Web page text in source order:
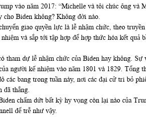
vào năm 2017: “Michelle và tôi chúc ông
Biden không? Không đời nào.
giao quyền lực là lễ nhậm chức, theo
và sắp tới tập hợp để hợp thức hóa kết
tham dự lễ nhậm chức của Biden hay không.
người kế nhiệm vào năm 1801 và 1829.
các bang trong tuần này, nơi các đại cử tri bỏ
đã thắng.
chấm dứt bất kỳ hy vọng còn lại nào của
để trễ như vậy.